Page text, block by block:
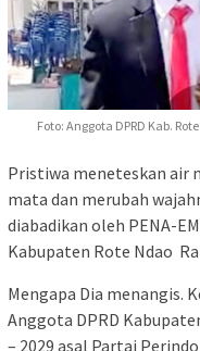
Foto: Anggota DPRD Kab.
Pristiwa meneteskan air
mata dan merubah
diabadikan oleh PENA-
Kabupaten Rote Ndao
Mengapa Dia menangis.
Anggota DPRD
– 2029 asal Partai